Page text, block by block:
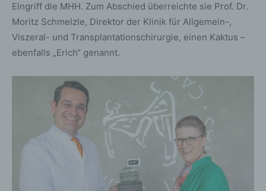
Eingriff die MHH. Zum Abschied überreichte sie Prof. Dr.
Moritz Schmelzle, Direktor der Klinik für Allgemein-,
Viszeral- und Transplantationschirurgie, einen Kaktus –
ebenfalls „Erich“ genannt.